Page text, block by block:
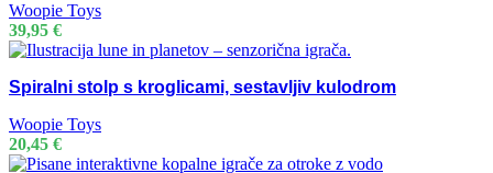
Woopie Toys
39,95 €
Spiralni stolp s kroglicami, sestavljiv kulodrom
Woopie Toys
20,45 €